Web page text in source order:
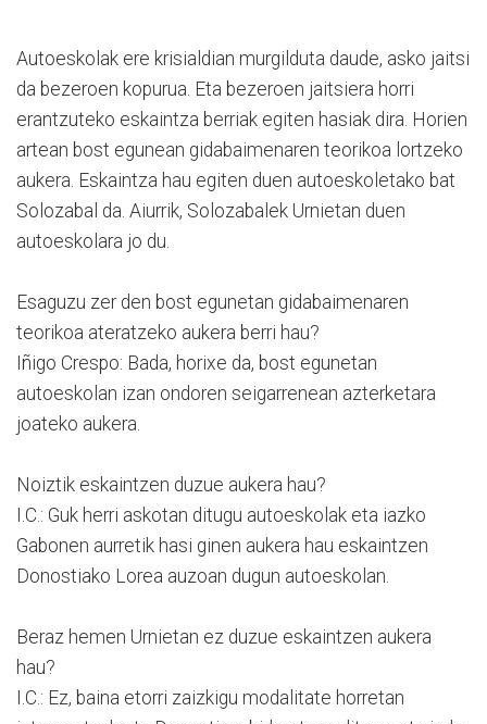
Autoeskolak ere krisialdian murgilduta daude, asko jaitsi
da bezeroen kopurua. Eta bezeroen jaitsiera horri
erantzuteko eskaintza berriak egiten hasiak dira. Horien
artean bost egunean gidabaimenaren teorikoa lortzeko
aukera. Eskaintza hau egiten duen autoeskoletako bat
Solozabal da. Aiurrik, Solozabalek Urnietan duen
autoeskolara jo du.
Esaguzu zer den bost egunetan gidabaimenaren
teorikoa ateratzeko aukera berri hau?
Iñigo Crespo: Bada, horixe da, bost egunetan
autoeskolan izan ondoren seigarrenean azterketara
joateko aukera.
Noiztik eskaintzen duzue aukera hau?
I.C.: Guk herri askotan ditugu autoeskolak eta iazko
Gabonen aurretik hasi ginen aukera hau eskaintzen
Donostiako Lorea auzoan dugun autoeskolan.
Beraz hemen Urnietan ez duzue eskaintzen aukera
hau?
I.C.: Ez, baina etorri zaizkigu modalitate horretan